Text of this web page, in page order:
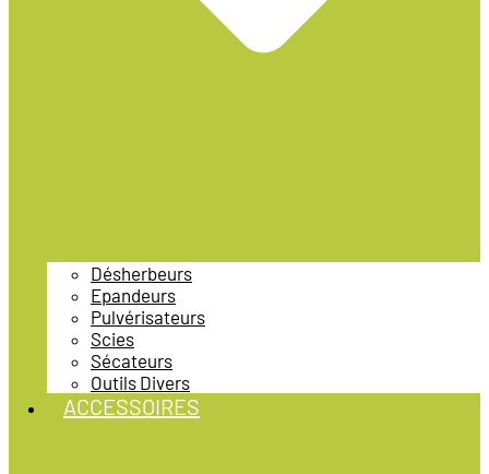
Désherbeurs
Epandeurs
Pulvérisateurs
Scies
Sécateurs
Outils Divers
ACCESSOIRES